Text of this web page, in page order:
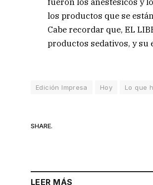
los productos que se
Cabe recordar que, EL
productos sedativos, y su
Edición Impresa Hoy Lo que
SHARE.
LEER MÁS